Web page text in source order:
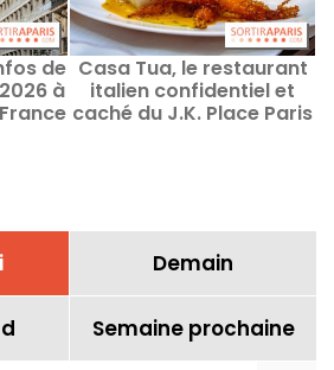
de
à
Casa Tua, le restaurant
italien confidentiel et
caché du J.K. Place Paris
Demain
Semaine prochaine